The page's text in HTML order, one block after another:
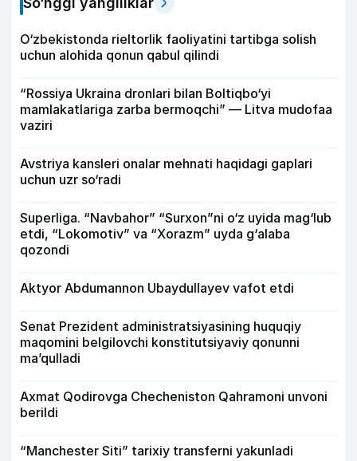
O‘zbekistonda rieltorlik faoliyatini tartibga solish
uchun alohida qonun qabul qilindi
“Rossiya Ukraina dronlari bilan Boltiqbo‘yi
mamlakatlariga zarba bermoqchi” — Litva mudofaa
vaziri
Avstriya kansleri onalar mehnati haqidagi gaplari
uchun uzr so‘radi
Superliga. “Navbahor” “Surxon”ni o‘z uyida mag‘lub
etdi, “Lokomotiv” va “Xorazm” uyda g‘alaba
qozondi
Aktyor Abdu­mannon Ubaydullayev vafot etdi
Senat Prezident administratsiyasining huquqiy
maqomini belgilovchi konstitutsiyaviy qonunni
ma’qulladi
Axmat Qodirovga Checheniston Qahramoni unvoni
berildi
“Manchester Siti” tarixiy transferni yakunladi